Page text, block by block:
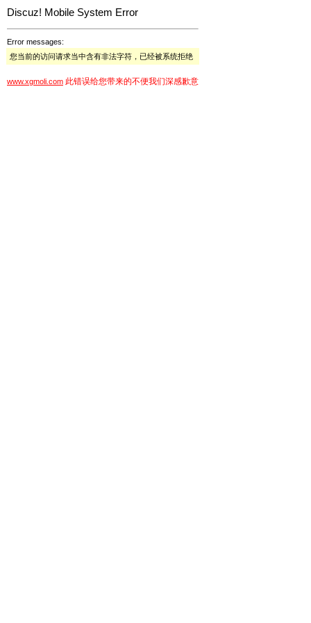
Discuz! Mobile System Error
Error messages:
您当前的访问请求当中含有非法字符，已经被系统拒绝
www.xgmoli.com 此错误给您带来的不便我们深感歉意